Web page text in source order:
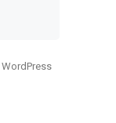
WordPress